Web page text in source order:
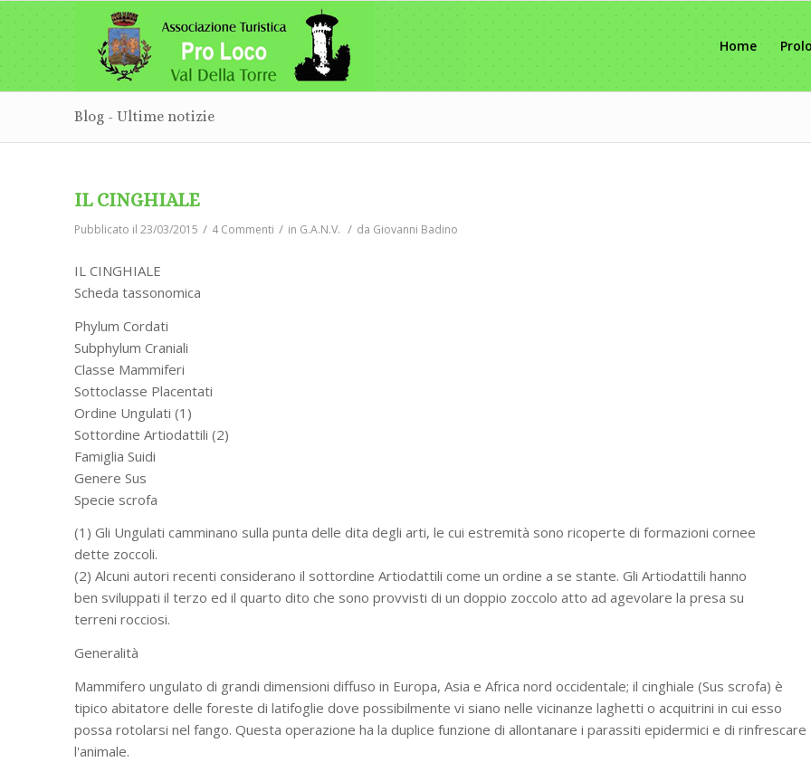
Home
Blog - Ultime notizie
IL CINGHIALE
Pubblicato il 23/03/2015 / 4 Commenti / in G.A.N.V. / da Giovanni Badino
IL CINGHIALE
Scheda tassonomica
Phylum Cordati
Subphylum Craniali
Classe Mammiferi
Sottoclasse Placentati
Ordine Ungulati (1)
Sottordine Artiodattili (2)
Famiglia Suidi
Genere Sus
Specie scrofa
(1) Gli Ungulati camminano sulla punta delle dita degli arti, le cui estremità sono ricoperte di formazioni cornee
dette zoccoli.
(2) Alcuni autori recenti considerano il sottordine Artiodattili come un ordine a se stante. Gli Artiodattili hanno
ben sviluppati il terzo ed il quarto dito che sono provvisti di un doppio zoccolo atto ad agevolare la presa su
terreni rocciosi.
Generalità
Mammifero ungulato di grandi dimensioni diffuso in Europa, Asia e Africa nord occidentale; il cinghiale (Sus scrofa) è
tipico abitatore delle foreste di latifoglie dove possibilmente vi siano nelle vicinanze laghetti o acquitrini in cui esso
possa rotolarsi nel fango. Questa operazione ha la duplice funzione di allontanare i parassiti epidermici e di rinfrescare
l'animale.